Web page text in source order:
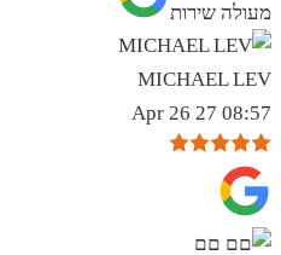
מעולה שירות
MICHAEL LEV
08:57 27 Apr 26